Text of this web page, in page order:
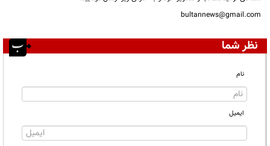
bultannews@gmail.com
نظر شما
نام
ایمیل